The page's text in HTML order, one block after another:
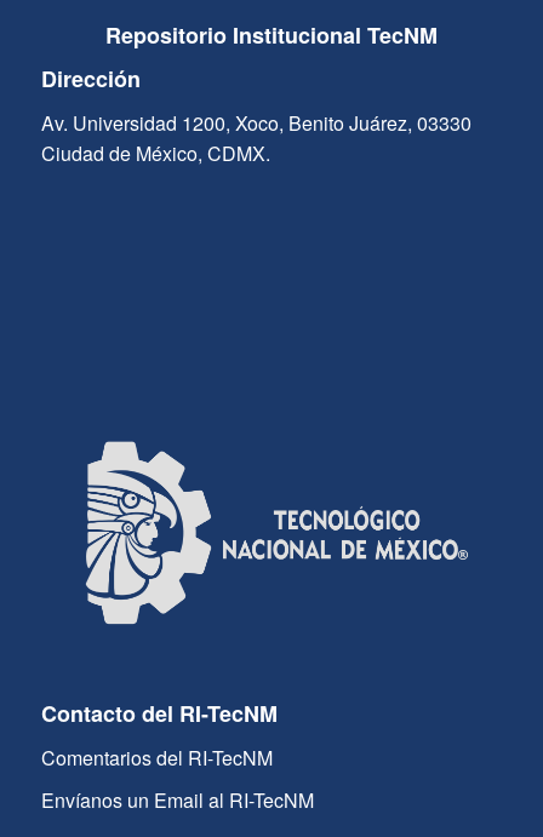
Repositorio Institucional TecNM
Dirección
Av. Universidad 1200, Xoco, Benito Juárez, 03330
Ciudad de México, CDMX.
Contacto del RI-TecNM
Comentarios del RI-TecNM
Envíanos un Email al RI-TecNM